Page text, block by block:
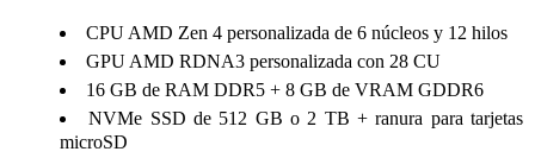
CPU AMD Zen 4 personalizada de 6 núcleos y 12 hilos
GPU AMD RDNA3 personalizada con 28 CU
16 GB de RAM DDR5 + 8 GB de VRAM GDDR6
NVMe SSD de 512 GB o 2 TB + ranura para tarjetas
microSD